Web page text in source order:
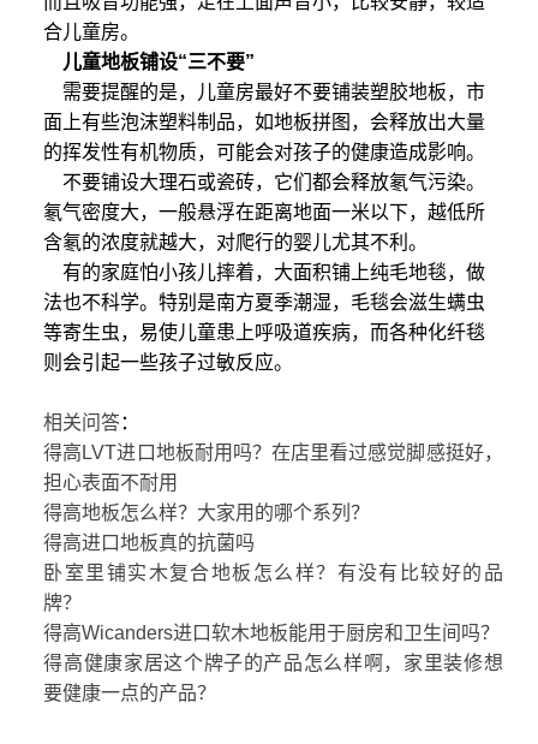
合儿童房。
儿童地板铺设“三不要”
需要提醒的是，儿童房最好不要铺装塑胶地板，市
面上有些泡沫塑料制品，如地板拼图，会释放出大量
的挥发性有机物质，可能会对孩子的健康造成影响。
不要铺设大理石或瓷砖，它们都会释放氡气污染。
氡气密度大，一般悬浮在距离地面一米以下，越低所
含氡的浓度就越大，对爬行的婴儿尤其不利。
有的家庭怕小孩儿摔着，大面积铺上纯毛地毯，做
法也不科学。特别是南方夏季潮湿，毛毯会滋生螨虫
等寄生虫，易使儿童患上呼吸道疾病，而各种化纤毯
则会引起一些孩子过敏反应。
相关问答：
得高LVT进口地板耐用吗？在店里看过感觉脚感挺好，
担心表面不耐用
得高地板怎么样？大家用的哪个系列？
得高进口地板真的抗菌吗
卧室里铺实木复合地板怎么样？有没有比较好的品
牌？
得高Wicanders进口软木地板能用于厨房和卫生间吗？
得高健康家居这个牌子的产品怎么样啊，家里装修想
要健康一点的产品？